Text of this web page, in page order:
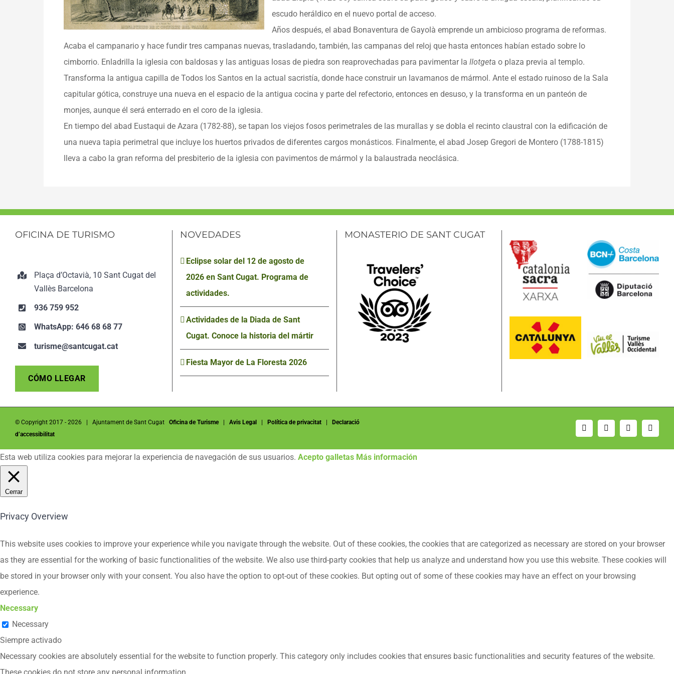
escudo heráldico en el nuevo portal de acceso.
Años después, el abad Bonaventura de Gayolà emprende un ambicioso programa de reformas.
Acaba el campanario y hace fundir tres campanas nuevas, trasladando, también, las campanas del reloj que hasta entonces habían estado sobre lo
cimborrio. Enladrilla la iglesia con baldosas y las antiguas losas de piedra son reaprovechadas para pavimentar la llotgeta o plaza previa al templo.
Transforma la antigua capilla de Todos los Santos en la actual sacristía, donde hace construir un lavamanos de mármol. Ante el estado ruinoso de la Sala
capitular gótica, construye una nueva en el espacio de la antigua cocina y parte del refectorio, entonces en desuso, y la transforma en un panteón de
monjes, aunque él será enterrado en el coro de la iglesia.
En tiempo del abad Eustaqui de Azara (1782-88), se tapan los viejos fosos perimetrales de las murallas y se dobla el recinto claustral con la edificación de
una nueva tapia perimetral que incluye los huertos privados de diferentes cargos monásticos. Finalmente, el abad Josep Gregori de Montero (1788-1815)
lleva a cabo la gran reforma del presbiterio de la iglesia con pavimentos de mármol y la balaustrada neoclásica.
OFICINA DE TURISMO
Plaça d’Octavià, 10 Sant Cugat del
Vallès Barcelona
936 759 952
WhatsApp: 646 68 68 77
turisme@santcugat.cat
CÓMO LLEGAR
NOVEDADES
Eclipse solar del 12 de agosto de
2026 en Sant Cugat. Programa de
actividades.
Actividades de la Diada de Sant
Cugat. Conoce la historia del mártir
Fiesta Mayor de La Floresta 2026
MONASTERIO DE SANT CUGAT
© Copyright 2017 - 2026 | Ajuntament de Sant Cugat Oficina de Turisme| Avis Legal Política de privacitat
Declaració
d’accessibilitat
Correo
electrónico
InstagramFacebook
Esta web utiliza cookies para mejorar la experiencia de navegación de sus usuarios. Acepto galletas Más información
Cerrar
Privacy Overview
This website uses cookies to improve your experience while you navigate through the website. Out of these cookies, the cookies that are categorized as necessary are stored on your browser
as they are essential for the working of basic functionalities of the website. We also use third-party cookies that help us analyze and understand how you use this website. These cookies will
be stored in your browser only with your consent. You also have the option to opt-out of these cookies. But opting out of some of these cookies may have an effect on your browsing
experience.
Necessary
Necessary
Siempre activado
Necessary cookies are absolutely essential for the website to function properly. This category only includes cookies that ensures basic functionalities and security features of the website.